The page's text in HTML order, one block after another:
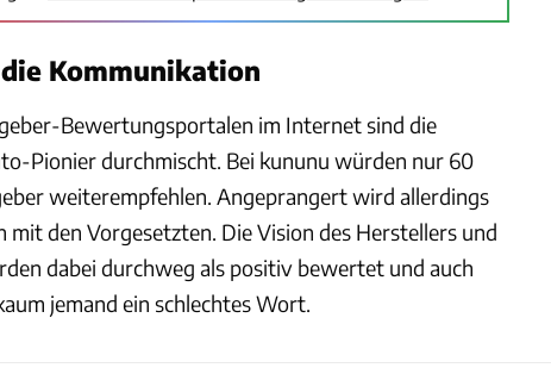
Kommunikation
Bewertungsportalen im Internet sind die
Pionier durchmischt. Bei kununu würden nur 60
weiterempfehlen. Angeprangert wird allerdings
mit den Vorgesetzten. Die Vision des Herstellers und
dabei durchweg als positiv bewertet und auch
jemand ein schlechtes Wort.